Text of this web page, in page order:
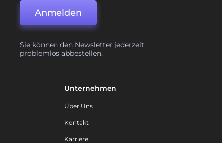
Anmelden
Sie können den Newsletter jederzeit
problemlos abbestellen.
Unternehmen
Über Uns
Kontakt
Karriere